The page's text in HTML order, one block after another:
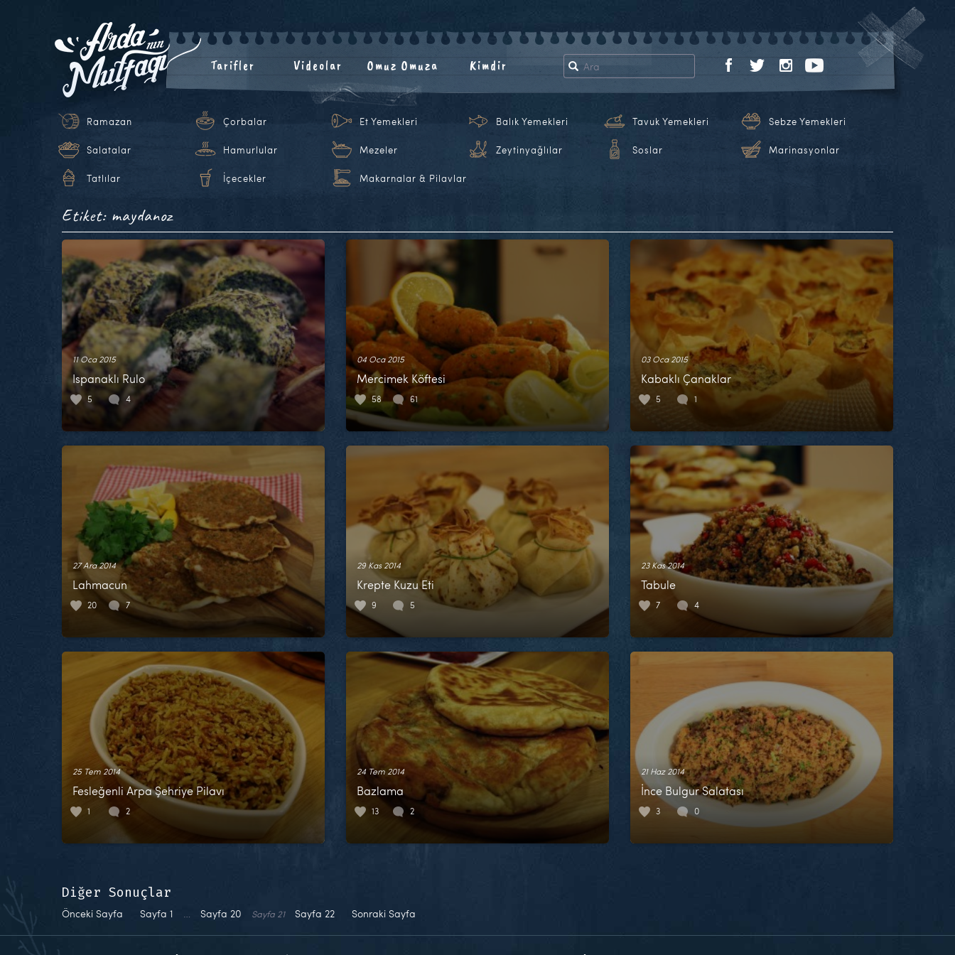
Tarifler Videolar Omuz Omuza Kimdir
Ramazan Çorbalar Et Yemekleri Balık Yemekleri Tavuk Yemekleri Sebze Yemekleri
Salatalar Hamurlular Mezeler Zeytinyağlılar Soslar Marinasyonlar
Tatlılar İçecekler Makarnalar & Pilavlar
Etiket: maydanoz
11 Oca 2015
Ispanaklı Rulo
5 4
04 Oca 2015
Mercimek Köftesi
58 61
03 Oca 2015
Kabaklı Çanaklar
5 1
27 Ara 2014
Lahmacun
20 7
29 Kas 2014
Krepte Kuzu Eti
9 5
23 Kas 2014
Tabule
7 4
25 Tem 2014
Fesleğenli Arpa Şehriye Pilavı
1 2
24 Tem 2014
Bazlama
13 2
21 Haz 2014
İnce Bulgur Salatası
3 0
Diğer Sonuçlar
Önceki Sayfa Sayfa 1 … Sayfa 20 Sayfa 21 Sayfa 22 Sonraki Sayfa